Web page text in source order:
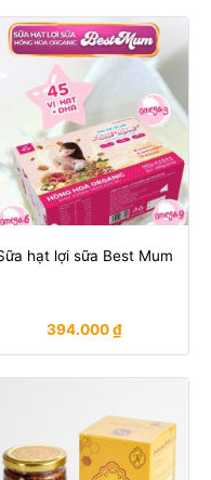
hạt lợi sữa Best Mum
394.000₫